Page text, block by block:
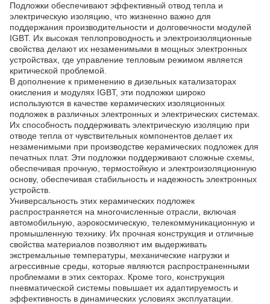
Подложки обеспечивают эффективный отвод тепла и
электрическую изоляцию, что жизненно важно для
поддержания производительности и долговечности модулей
IGBT. Их высокая теплопроводность и электроизоляционные
свойства делают их незаменимыми в мощных электронных
устройствах, где управление тепловым режимом является
критической проблемой.
В дополнение к применению в дизельных катализаторах
окисления и модулях IGBT, эти подложки широко
используются в качестве керамических изоляционных
подложек в различных электронных и электрических системах.
Их способность поддерживать электрическую изоляцию при
отводе тепла от чувствительных компонентов делает их
незаменимыми при производстве керамических подложек для
печатных плат. Эти подложки поддерживают сложные схемы,
обеспечивая прочную, термостойкую и электроизоляционную
основу, обеспечивая стабильность и надежность электронных
устройств.
Универсальность этих керамических подложек
распространяется на многочисленные отрасли, включая
автомобильную, аэрокосмическую, телекоммуникационную и
промышленную технику. Их прочная конструкция и отличные
свойства материалов позволяют им выдерживать
экстремальные температуры, механические нагрузки и
агрессивные среды, которые являются распространенными
проблемами в этих секторах. Кроме того, конструкция
пневматической системы повышает их адаптируемость и
эффективность в динамических условиях эксплуатации.